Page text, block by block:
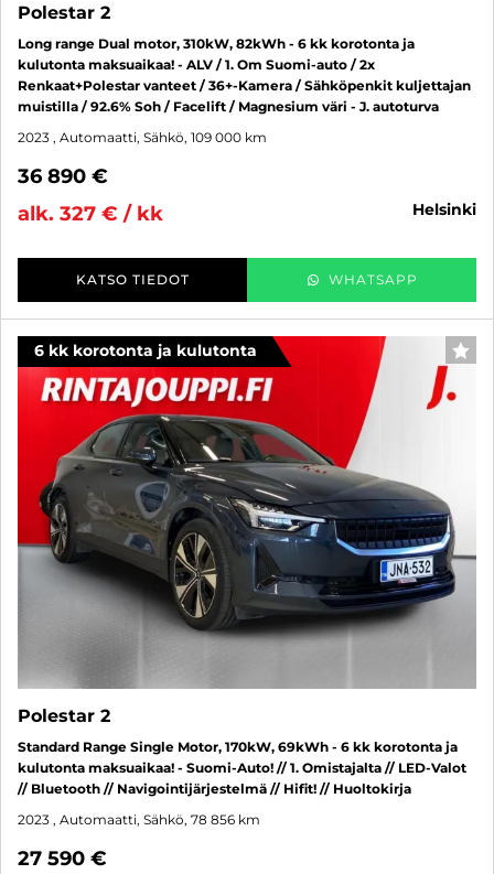
Polestar 2
Long range Dual motor, 310kW, 82kWh - 6 kk korotonta ja
kulutonta maksuaikaa! - ALV / 1. Om Suomi-auto / 2x
Renkaat+Polestar vanteet / 36+-Kamera / Sähköpenkit kuljettajan
muistilla / 92.6% Soh / Facelift / Magnesium väri - J. autoturva
2023 , Automaatti, Sähkö, 109 000 km
36 890 €
alk. 327 € / kk
helsinki
KATSO TIEDOT WHATSAPP
6 kk korotonta ja kulutonta
Polestar 2
Standard Range Single Motor, 170kW, 69kWh - 6 kk korotonta ja
kulutonta maksuaikaa! - Suomi-Auto! // 1. Omistajalta // LED-Valot
// Bluetooth // Navigointijärjestelmä // Hifit! // Huoltokirja
2023 , Automaatti, Sähkö, 78 856 km
27 590 €